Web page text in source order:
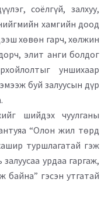
соёлгүй, залхуу,
хамгийн доод
хөвөн гарч, хөлжин
элит анги болдог
уншихаар
буй залуусын дүр
шийдэх чуулганы
“Олон жил төрд
туршлагатай гэж
урдаа гаргаж,
байна” гэсэн утгатай